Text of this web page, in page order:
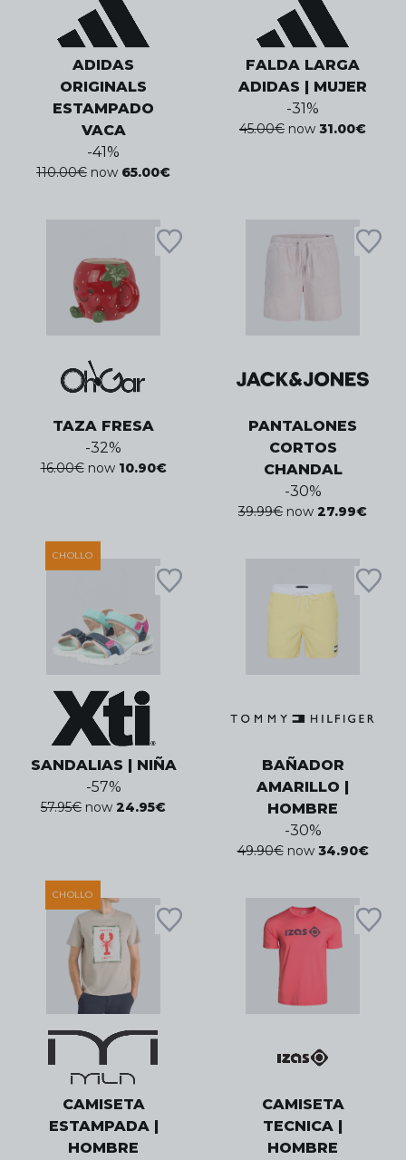
ADIDAS
ORIGINALS
ESTAMPADO
VACA
-41%
110.00€ now 65.00€
FALDA LARGA
ADIDAS | MUJER
-31%
45.00€ now 31.00€
TAZA FRESA
-32%
16.00€ now 10.90€
PANTALONES
CORTOS
CHANDAL
-30%
39.99€ now 27.99€
CHOLLO
SANDALIAS | NIÑA
-57%
57.95€ now 24.95€
BAÑADOR
AMARILLO |
HOMBRE
-30%
49.90€ now 34.90€
CHOLLO
CAMISETA
ESTAMPADA |
HOMBRE
CAMISETA
TECNICA |
HOMBRE